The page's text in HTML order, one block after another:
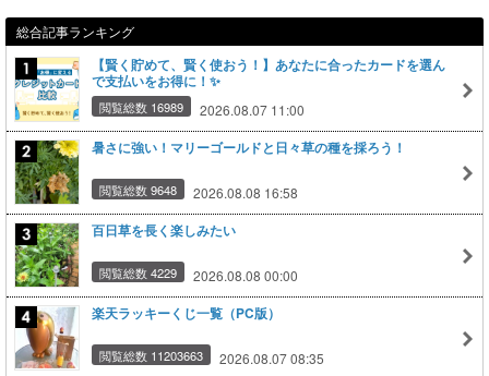
総合記事ランキング
【賢く貯めて、賢く使おう！】あなたに合ったカードを選ん
で支払いをお得に！✨
閲覧総数 16989 2026.08.07 11:00
暑さに強い！マリーゴールドと日々草の種を採ろう！
閲覧総数 9648 2026.08.08 16:58
百日草を長く楽しみたい
閲覧総数 4229 2026.08.08 00:00
楽天ラッキーくじ一覧（PC版）
閲覧総数 11203663 2026.08.07 08:35